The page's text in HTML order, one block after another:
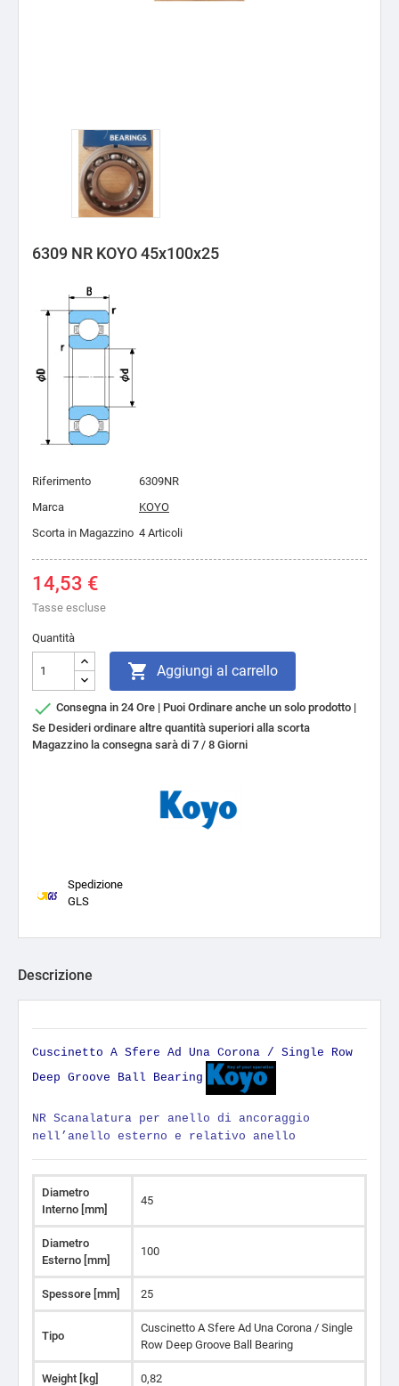
6309 NR KOYO 45x100x25
Riferimento
6309NR
Marca
KOYO
Scorta in Magazzino 4 Articoli
14,53 €
Tasse escluse
Quantità
 Aggiungi al carrello
 Consegna in 24 Ore | Puoi Ordinare anche un solo prodotto |
Se Desideri ordinare altre quantità superiori alla scorta
Magazzino la consegna sarà di 7 / 8 Giorni
Spedizione
GLS
Descrizione
Cuscinetto A Sfere Ad Una Corona / Single Row
Deep Groove Ball Bearing
NR Scanalatura per anello di ancoraggio
nell’anello esterno e relativo anello
Diametro
Interno [mm]
45
Diametro
Esterno [mm]
100
Spessore [mm] 25
Tipo
Cuscinetto A Sfere Ad Una Corona / Single
Row Deep Groove Ball Bearing
Weight [kg] 0,82